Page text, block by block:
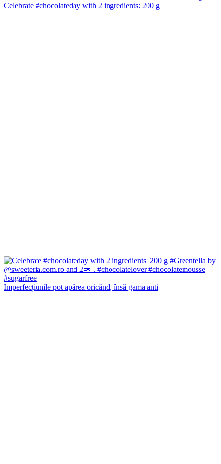
Celebrate #chocolateday with 2 ingredients: 200 g
Imperfecțiunile pot apărea oricând, însă gama anti